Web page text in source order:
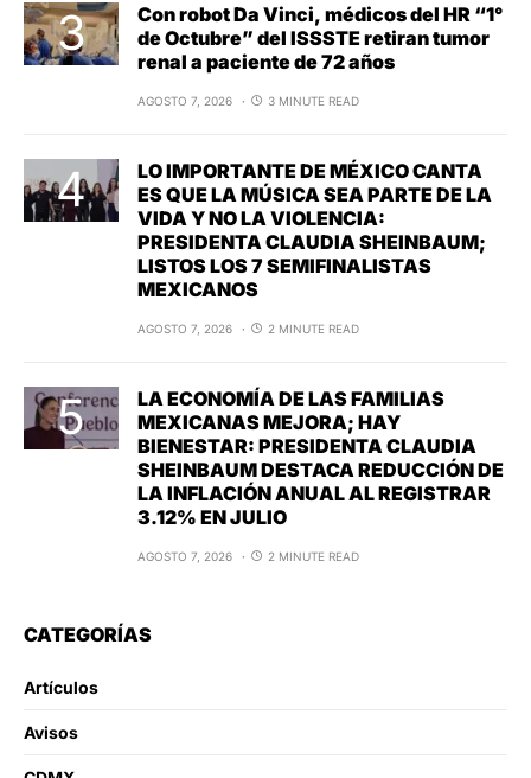
Con robot Da Vinci, médicos del HR “1°
de Octubre” del ISSSTE retiran tumor
renal a paciente de 72 años
AGOSTO 7, 2026 3 MINUTE READ
LO IMPORTANTE DE MÉXICO CANTA
ES QUE LA MÚSICA SEA PARTE DE LA
VIDA Y NO LA VIOLENCIA:
PRESIDENTA CLAUDIA SHEINBAUM;
LISTOS LOS 7 SEMIFINALISTAS
MEXICANOS
AGOSTO 7, 2026 2 MINUTE READ
LA ECONOMÍA DE LAS FAMILIAS
MEXICANAS MEJORA; HAY
BIENESTAR: PRESIDENTA CLAUDIA
SHEINBAUM DESTACA REDUCCIÓN DE
LA INFLACIÓN ANUAL AL REGISTRAR
3.12% EN JULIO
AGOSTO 7, 2026 2 MINUTE READ
CATEGORÍAS
Artículos
Avisos